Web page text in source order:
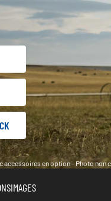
accessoires en option - Photo non
IMAGES